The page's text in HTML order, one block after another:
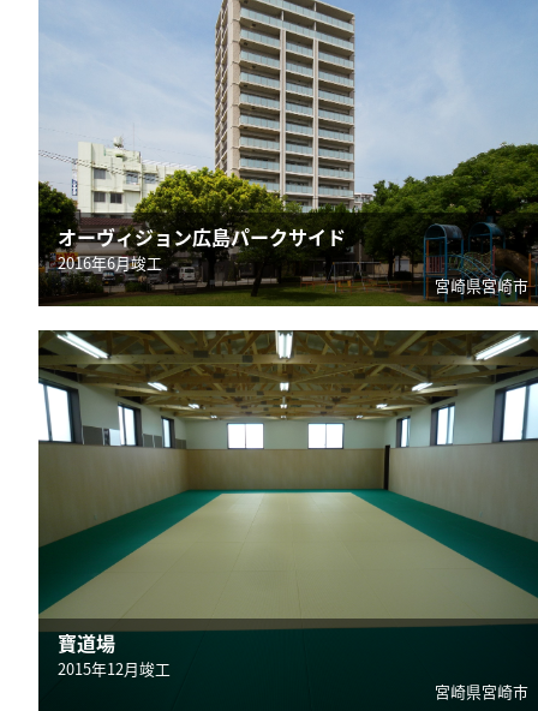
オーヴィジョン広島パークサイド
2016年6月竣工
宮崎県宮崎市
寶道場
2015年12月竣工
宮崎県宮崎市